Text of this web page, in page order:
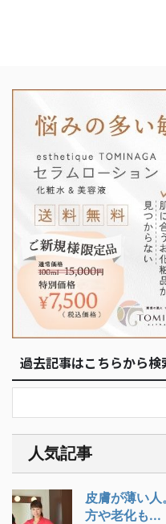
過去記事はこちらから検
人気記事
皮膚が薄い
方や老化も...